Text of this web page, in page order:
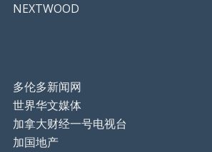
NEXTWOOD
多伦多新闻网
世界华文媒体
加拿大财经一号电视台
加国地产